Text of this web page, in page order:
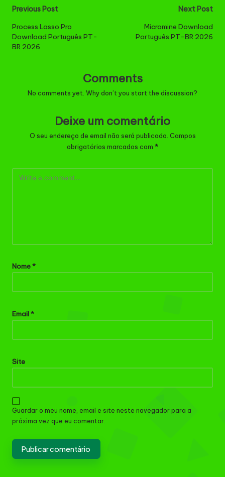
Post
navigation
Previous Post
Process Lasso Pro
Download Português PT-
BR 2026
Next Post
Micromine Download
Português PT-BR 2026
Comments
No comments yet. Why don’t you start the discussion?
Deixe um comentário
O seu endereço de email não será publicado. Campos
obrigatórios marcados com *
Nome*
Email*
Site
Guardar o meu nome, email e site neste navegador para a
próxima vez que eu comentar.